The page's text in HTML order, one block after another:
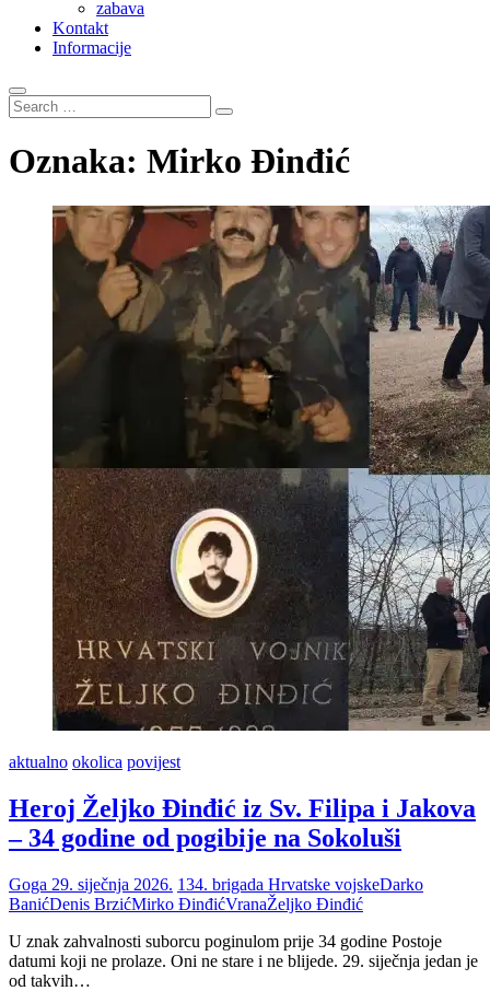
zabava
Kontakt
Informacije
Search
…
Oznaka: Mirko Đinđić
aktualno okolica povijest
Heroj Željko Đinđić iz Sv. Filipa i Jakova
– 34 godine od pogibije na Sokoluši
Goga 29. siječnja 2026. 134. brigada Hrvatske vojskeDarko
BanićDenis BrzićMirko ĐinđićVranaŽeljko Đinđić
U znak zahvalnosti suborcu poginulom prije 34 godine Postoje
datumi koji ne prolaze. Oni ne stare i ne blijede. 29. siječnja jedan je
od takvih…